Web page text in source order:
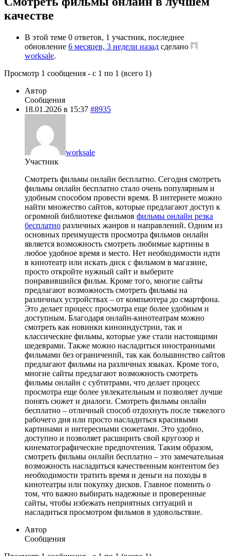
качестве
В этой теме 0 ответов, 1 участник, последнее
обновление 6 месяцев, 3 недели назад сделано
worksale.
Просмотр 1 сообщения - с 1 по 1 (всего 1)
Автор
Сообщения
18.01.2026 в 15:37 #8935
worksale
Участник
Смотреть фильмы онлайн бесплатно. Сегодня смотреть
фильмы онлайн бесплатно стало очень популярным и
удобным способом провести время. В интернете можно
найти множество сайтов, которые предлагают доступ к
огромной библиотеке фильмов фильмы онлайн резка
бесплатно различных жанров и направлений. Одним из
основных преимуществ просмотра фильмов онлайн
является возможность смотреть любимые картины в
любое удобное время и место. Нет необходимости идти
в кинотеатр или искать диск с фильмом в магазине,
просто откройте нужный сайт и выберите
понравившийся фильм. Кроме того, многие сайты
предлагают возможность смотреть фильмы на
различных устройствах – от компьютера до смартфона.
Это делает процесс просмотра еще более удобным и
доступным. Благодаря онлайн-кинотеатрам можно
смотреть как новинки киноиндустрии, так и
классические фильмы, которые уже стали настоящими
шедеврами. Также можно насладиться иностранными
фильмами без ограничений, так как большинство сайтов
предлагают фильмы на различных языках. Кроме того,
многие сайты предлагают возможность смотреть
фильмы онлайн с субтитрами, что делает процесс
просмотра еще более увлекательным и позволяет лучше
понять сюжет и диалоги. Смотреть фильмы онлайн
бесплатно – отличный способ отдохнуть после тяжелого
рабочего дня или просто насладиться красивыми
картинами и интересными сюжетами. Это удобно,
доступно и позволяет расширить свой кругозор и
кинематографические предпочтения. Таким образом,
смотреть фильмы онлайн бесплатно – это замечательная
возможность насладиться качественным контентом без
необходимости тратить время и деньги на походы в
кинотеатры или покупку дисков. Главное помнить о
том, что важно выбирать надежные и проверенные
сайты, чтобы избежать неприятных ситуаций и
насладиться просмотром фильмов в удовольствие.
Автор
Сообщения